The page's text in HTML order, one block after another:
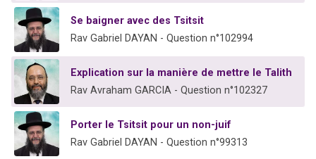
Se baigner avec des Tsitsit
Rav Gabriel DAYAN - Question n°102994
Explication sur la manière de mettre le Talith
Rav Avraham GARCIA - Question n°102327
Porter le Tsitsit pour un non-juif
Rav Gabriel DAYAN - Question n°99313